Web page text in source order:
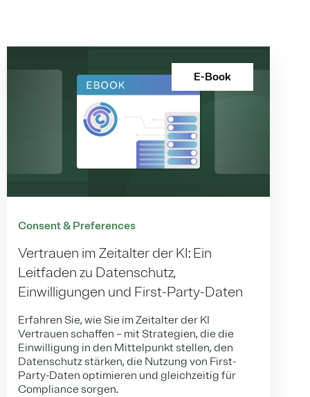
E-Book
Consent & Preferences
Vertrauen im Zeitalter der KI: Ein
Leitfaden zu Datenschutz,
Einwilligungen und First-Party-Daten
Erfahren Sie, wie Sie im Zeitalter der KI
Vertrauen schaffen – mit Strategien, die die
Einwilligung in den Mittelpunkt stellen, den
Datenschutz stärken, die Nutzung von First-
Party-Daten optimieren und gleichzeitig für
Compliance sorgen.